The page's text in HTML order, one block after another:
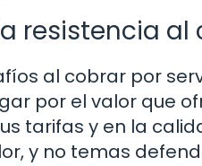
resistencia al
al cobrar por
por el valor que
tarifas y en la
y no temas